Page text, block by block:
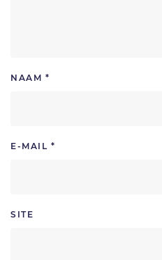
NAAM *
E-MAIL *
SITE